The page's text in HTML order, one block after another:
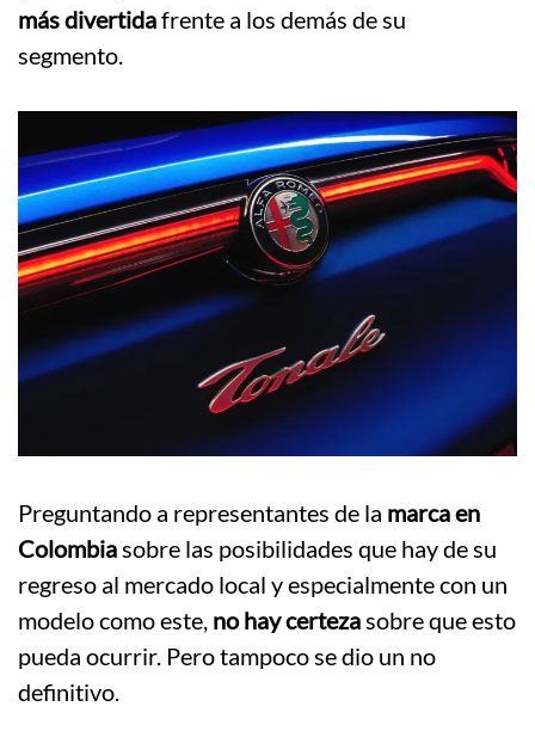
más divertidafrente a los demás de su
segmento.
Preguntando a representantes de la marca en
Colombiasobre las posibilidades que hay de su
regreso al mercado local y especialmente con un
modelo como este, no hay certezasobre que esto
pueda ocurrir. Pero tampoco se dio un no
definitivo.